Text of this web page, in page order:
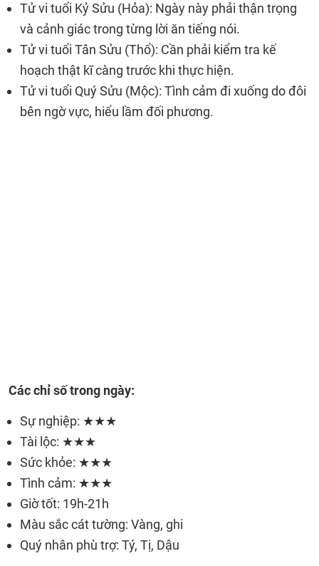
Tử vi tuổi Kỷ Sửu (Hỏa): Ngày này phải thận trọng
và cảnh giác trong từng lời ăn tiếng nói.
Tử vi tuổi Tân Sửu (Thổ): Cần phải kiểm tra kế
hoạch thật kĩ càng trước khi thực hiện.
Tử vi tuổi Quý Sửu (Mộc): Tình cảm đi xuống do đôi
bên ngờ vực, hiểu lầm đối phương.
Các chỉ số trong ngày:
Sự nghiệp: ★★★
Tài lộc: ★★★
Sức khỏe: ★★★
Tình cảm: ★★★
Giờ tốt: 19h-21h
Màu sắc cát tường: Vàng, ghi
Quý nhân phù trợ: Tý, Tị, Dậu